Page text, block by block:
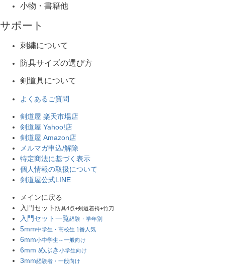
小物・書籍他
サポート
刺繍について
防具サイズの選び方
剣道具について
よくあるご質問
剣道屋 楽天市場店
剣道屋 Yahoo!店
剣道屋 Amazon店
メルマガ申込/解除
特定商法に基づく表示
個人情報の取扱について
剣道屋公式LINE
メインに戻る
入門セット 防具4点+剣道着袴+竹刀
入門セット一覧経験・学年別
5mm中学生・高校生 1番人気
6mm小中学生～一般向け
6mm めぶき 小学生向け
3mm経験者・一般向け